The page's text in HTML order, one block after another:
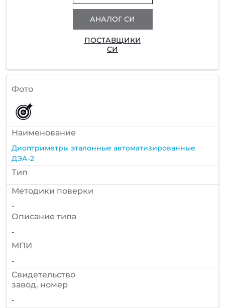
АНАЛОГ СИ
ПОСТАВЩИКИ
СИ
Фото
Наименование
Диоптриметры эталонные автоматизированные
ДЭА-2
Тип
Методики поверки
-
Описание типа
-
МПИ
-
Cвидетельство
завод. номер
-